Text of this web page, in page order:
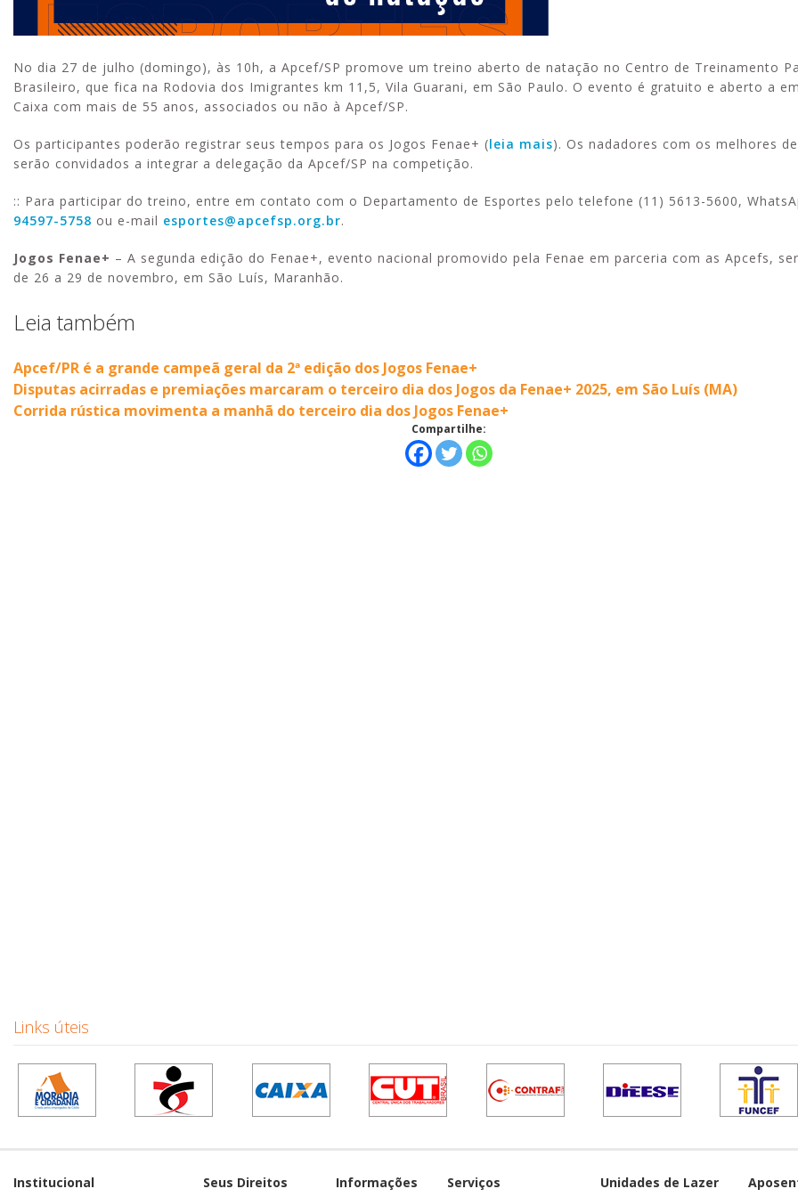
No dia 27 de julho (domingo), às 10h, a Apcef/SP promove um treino aberto de natação no Centro de Treinamento
Brasileiro, que fica na Rodovia dos Imigrantes km 11,5, Vila Guarani, em São Paulo. O evento é gratuito e aberto a
Caixa com mais de 55 anos, associados ou não à Apcef/SP.
Os participantes poderão registrar seus tempos para os Jogos Fenae+ (leia mais). Os nadadores com os melhores
serão convidados a integrar a delegação da Apcef/SP na competição.
:: Para participar do treino, entre em contato com o Departamento de Esportes pelo telefone (11) 5613-5600,
94597-5758 ou e-mail esportes@apcefsp.org.br.
Jogos Fenae+ – A segunda edição do Fenae+, evento nacional promovido pela Fenae em parceria com as Apcefs,
de 26 a 29 de novembro, em São Luís, Maranhão.
Leia também
Apcef/PR é a grande campeã geral da 2ª edição dos Jogos Fenae+
Disputas acirradas e premiações marcaram o terceiro dia dos Jogos da Fenae+ 2025, em São Luís (MA)
Corrida rústica movimenta a manhã do terceiro dia dos Jogos Fenae+
Compartilhe:
Links úteis
Institucional Seus Direitos Informações Serviços Unidades de Lazer